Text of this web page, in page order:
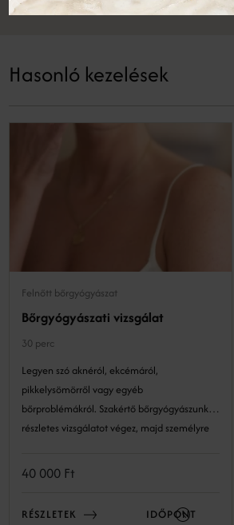
Hasonló kezelések
Felnőtt bőrgyógyászat
Bőrgyógyászati vizsgálat
30 perc
Legyen szó aknéról, ekcémáról,
pikkelysömörről vagy egyéb
bőrproblémákról. Szakértő bőrgyógyászunk
részletes vizsgálatot végez, majd személyre
biztosítja a hatékony és biztonságos ellátást
40 000 Ft
RÉSZLETEK IDŐPONT